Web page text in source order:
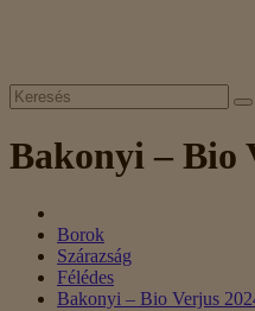
Bakonyi – Bio
Borok
Szárazság
Félédes
Bakonyi – Bio Verjus